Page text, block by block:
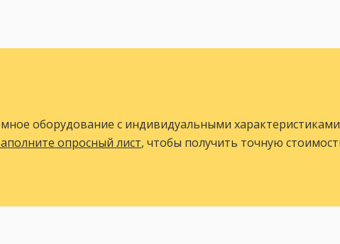
оборудование с индивидуальными
опросный лист, чтобы получить точную